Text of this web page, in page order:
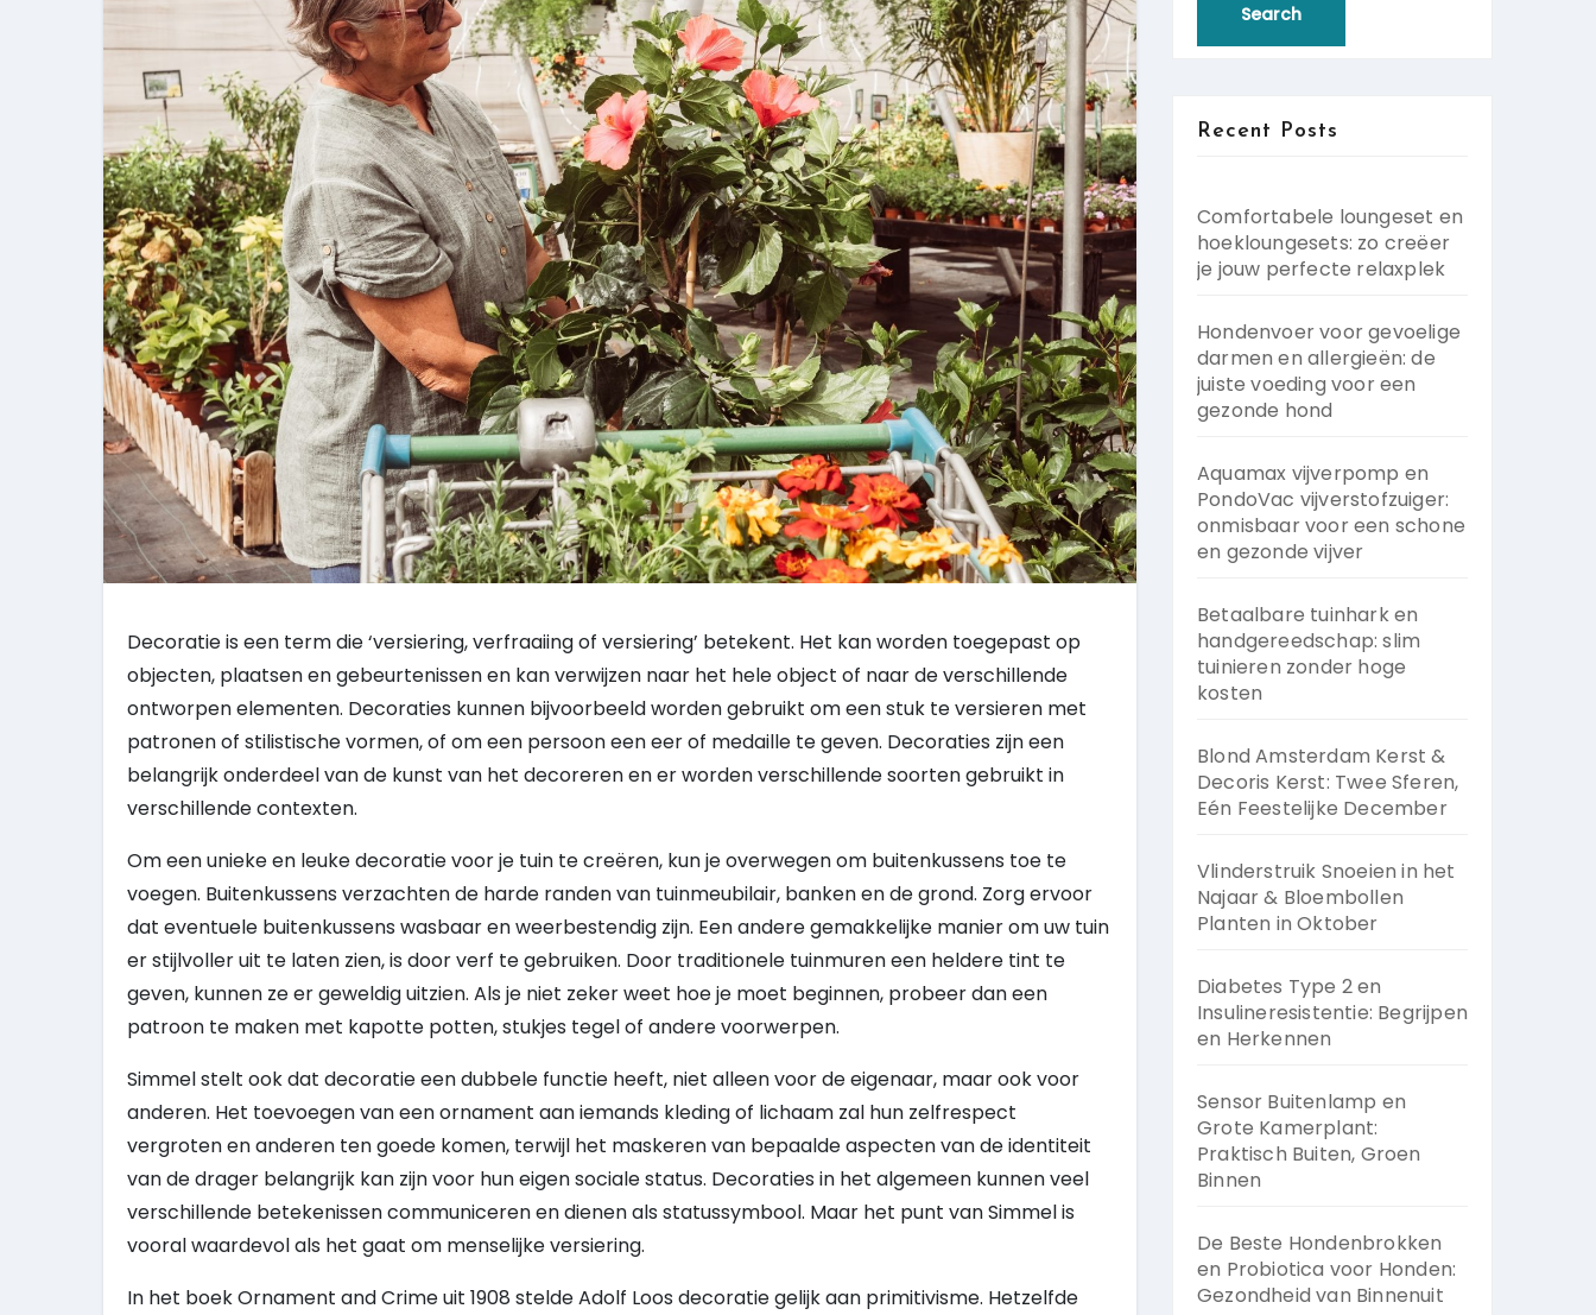
Decoratie is een term die ‘versiering, verfraaiing of versiering’ betekent. Het kan worden toegepast op
objecten, plaatsen en gebeurtenissen en kan verwijzen naar het hele object of naar de verschillende
ontworpen elementen. Decoraties kunnen bijvoorbeeld worden gebruikt om een ​​stuk te versieren met
patronen of stilistische vormen, of om een ​​persoon een eer of medaille te geven. Decoraties zijn een
belangrijk onderdeel van de kunst van het decoreren en er worden verschillende soorten gebruikt in
verschillende contexten.
Om een ​​unieke en leuke decoratie voor je tuin te creëren, kun je overwegen om buitenkussens toe te
voegen. Buitenkussens verzachten de harde randen van tuinmeubilair, banken en de grond. Zorg ervoor
dat eventuele buitenkussens wasbaar en weerbestendig zijn. Een andere gemakkelijke manier om uw tuin
er stijlvoller uit te laten zien, is door verf te gebruiken. Door traditionele tuinmuren een heldere tint te
geven, kunnen ze er geweldig uitzien. Als je niet zeker weet hoe je moet beginnen, probeer dan een
patroon te maken met kapotte potten, stukjes tegel of andere voorwerpen.
Simmel stelt ook dat decoratie een dubbele functie heeft, niet alleen voor de eigenaar, maar ook voor
anderen. Het toevoegen van een ornament aan iemands kleding of lichaam zal hun zelfrespect
vergroten en anderen ten goede komen, terwijl het maskeren van bepaalde aspecten van de identiteit
van de drager belangrijk kan zijn voor hun eigen sociale status. Decoraties in het algemeen kunnen veel
verschillende betekenissen communiceren en dienen als statussymbool. Maar het punt van Simmel is
vooral waardevol als het gaat om menselijke versiering.
In het boek Ornament and Crime uit 1908 stelde Adolf Loos decoratie gelijk aan primitivisme. Hetzelfde
Recent Posts
Comfortabele loungeset en
hoekloungesets: zo creëer
je jouw perfecte relaxplek
Hondenvoer voor gevoelige
darmen en allergieën: de
juiste voeding voor een
gezonde hond
Aquamax vijverpomp en
PondoVac vijverstofzuiger:
onmisbaar voor een schone
en gezonde vijver
Betaalbare tuinhark en
handgereedschap: slim
tuinieren zonder hoge
kosten
Blond Amsterdam Kerst &
Decoris Kerst: Twee Sferen,
Eén Feestelijke December
Vlinderstruik Snoeien in het
Najaar & Bloembollen
Planten in Oktober
Diabetes Type 2 en
Insulineresistentie: Begrijpen
en Herkennen
Sensor Buitenlamp en
Grote Kamerplant:
Praktisch Buiten, Groen
Binnen
De Beste Hondenbrokken
en Probiotica voor Honden:
Gezondheid van Binnenuit